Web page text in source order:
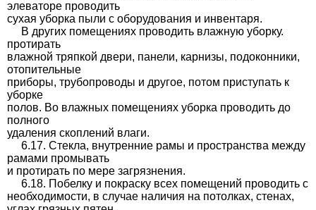
элеваторе проводить
сухая уборка пыли с оборудования и инвентаря.
В других помещениях проводить влажную уборку.
протирать
влажной тряпкой двери, панели, карнизы, подоконники,
отопительные
приборы, трубопроводы и другое, потом приступать к
уборке
полов. Во влажных помещениях уборка проводить до
полного
удаления скоплений влаги.
6.17. Стекла, внутренние рамы и пространства между
рамами промывать
и протирать по мере загрязнения.
6.18. Побелку и покраску всех помещений проводить с
необходимости, в случае наличия на потолках, стенах,